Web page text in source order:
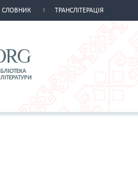
СЛОВНИК ТРАНСЛІТЕРАЦІЯ